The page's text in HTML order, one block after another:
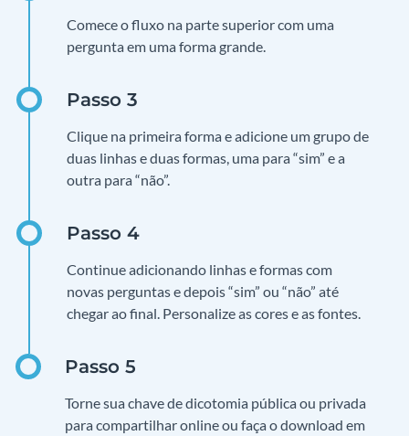
Comece o fluxo na parte superior com uma
pergunta em uma forma grande.
Clique na primeira forma e adicione um grupo de
duas linhas e duas formas, uma para “sim” e a
outra para “não”.
Continue adicionando linhas e formas com
novas perguntas e depois “sim” ou “não” até
chegar ao final. Personalize as cores e as fontes.
Torne sua chave de dicotomia pública ou privada
para compartilhar online ou faça o download em